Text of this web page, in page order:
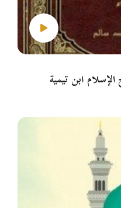
الإسلام ابن تيمية